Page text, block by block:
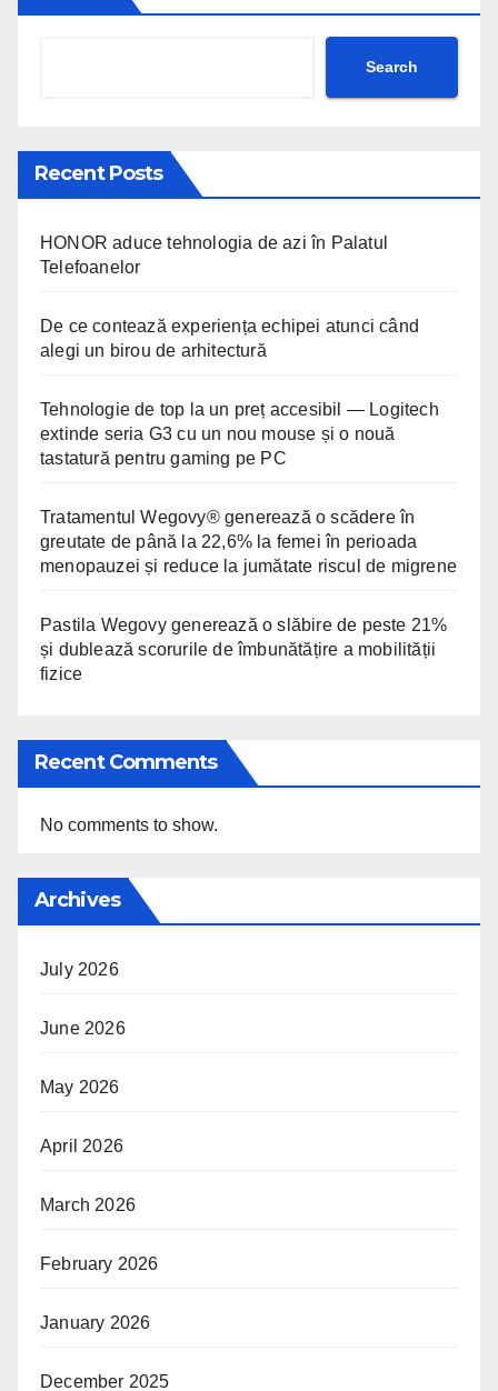
Search
Recent Posts
HONOR aduce tehnologia de azi în Palatul
Telefoanelor
De ce contează experiența echipei atunci când
alegi un birou de arhitectură
Tehnologie de top la un preț accesibil — Logitech
extinde seria G3 cu un nou mouse și o nouă
tastatură pentru gaming pe PC
Tratamentul Wegovy® generează o scădere în
greutate de până la 22,6% la femei în perioada
menopauzei și reduce la jumătate riscul de migrene
Pastila Wegovy generează o slăbire de peste 21%
și dublează scorurile de îmbunătățire a mobilității
fizice
Recent Comments
No comments to show.
Archives
July 2026
June 2026
May 2026
April 2026
March 2026
February 2026
January 2026
December 2025